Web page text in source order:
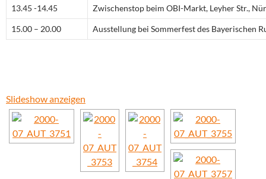
13.45 -14.45 Zwischenstop beim OBI-Markt, Leyher Str.,
15.00 – 20.00 Ausstellung bei Sommerfest des Bayerischen
Slideshow anzeigen